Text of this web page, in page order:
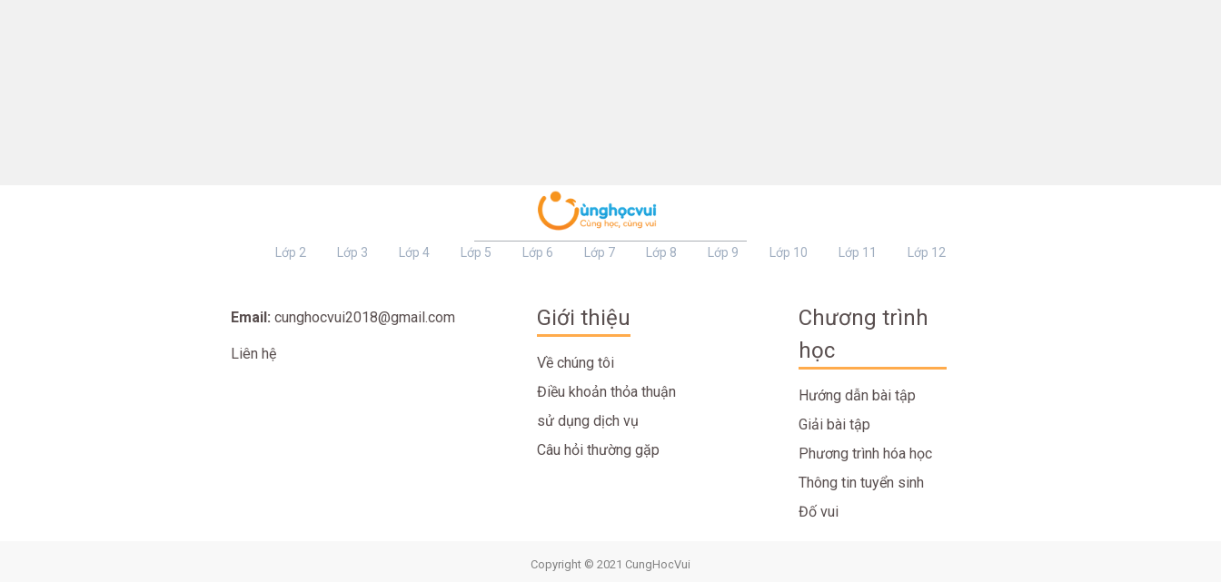
Lớp 2 Lớp 3 Lớp 4 Lớp 5 Lớp 6 Lớp 7 Lớp 8 Lớp 9 Lớp 10 Lớp 11 Lớp 12
Email: cunghocvui2018@gmail.com
Liên hệ
Giới thiệu
Về chúng tôi
Điều khoản thỏa thuận
sử dụng dịch vụ
Câu hỏi thường gặp
Chương trình
học
Hướng dẫn bài tập
Giải bài tập
Phương trình hóa học
Thông tin tuyển sinh
Đố vui
Copyright © 2021 CungHocVui